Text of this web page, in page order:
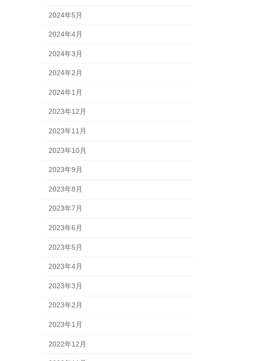
2024年5月
2024年4月
2024年3月
2024年2月
2024年1月
2023年12月
2023年11月
2023年10月
2023年9月
2023年8月
2023年7月
2023年6月
2023年5月
2023年4月
2023年3月
2023年2月
2023年1月
2022年12月